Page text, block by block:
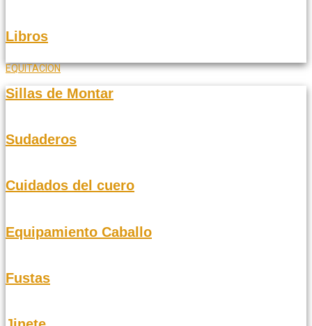
Libros
EQUITACION
Sillas de Montar
Sudaderos
Cuidados del cuero
Equipamiento Caballo
Fustas